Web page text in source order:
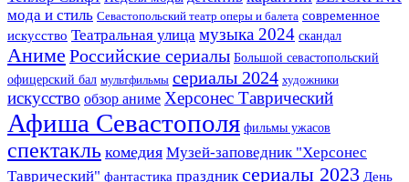
мода и стиль Севастопольский театр оперы и балета современное
искусство Театральная улица музыка 2024 скандал
Аниме Российские сериалы Большой севастопольский
офицерский бал мультфильмы сериалы 2024 художники
искусство обзор аниме Херсонес Таврический
Афиша Севастополя фильмы ужасов
спектакль комедия Музей-заповедник "Херсонес
Таврический" фантастика праздник сериалы 2023 День